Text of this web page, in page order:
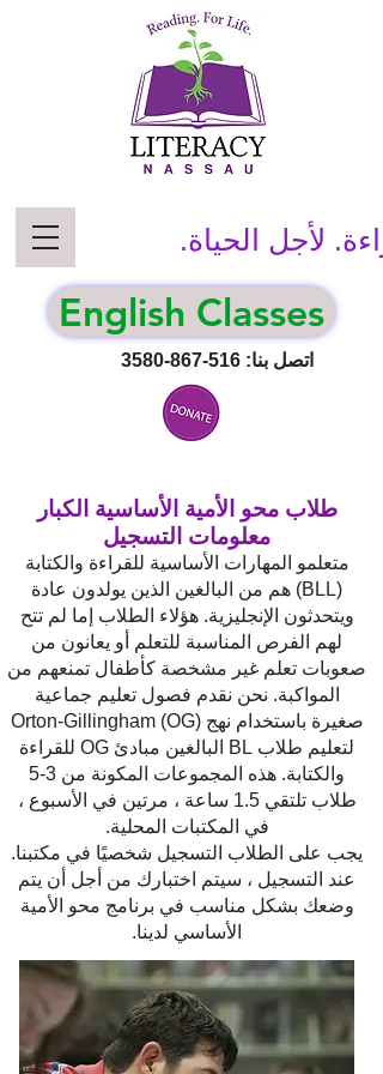
اتصل بنا: 516-867-3580
لأجل الحياة.
English Classes
طلاب محو الأمية الأساسية الكبار
معلومات التسجيل
متعلمو المهارات الأساسية للقراءة والكتابة
(BLL) هم من البالغين الذين يولدون عادة
ويتحدثون الإنجليزية. هؤلاء الطلاب إما لم تتح
لهم الفرص المناسبة للتعلم أو يعانون من
صعوبات تعلم غير مشخصة كأطفال تمنعهم من
المواكبة. نحن نقدم فصول تعليم جماعية
صغيرة باستخدام نهج Orton-Gillingham (OG)
لتعليم طلاب BL البالغين مبادئ OG للقراءة
والكتابة. هذه المجموعات المكونة من 3-5
طلاب تلتقي 1.5 ساعة ، مرتين في الأسبوع ،
في المكتبات المحلية.
يجب على الطلاب التسجيل شخصيًا في مكتبنا.
عند التسجيل ، سيتم اختبارك من أجل أن يتم
وضعك بشكل مناسب في برنامج محو الأمية
الأساسي لدينا.